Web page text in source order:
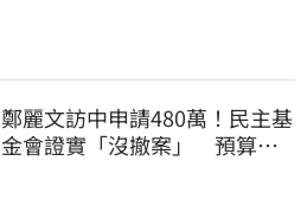
鄭麗文訪中申請480萬！民主基
金會證實「沒撤案」 預算被